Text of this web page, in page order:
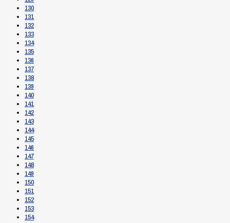
130
131
132
133
134
135
136
137
138
139
140
141
142
143
144
145
146
147
148
149
150
151
152
153
154